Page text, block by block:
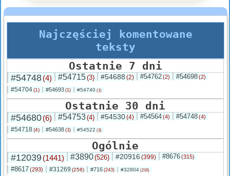
Najczęściej komentowane
teksty
Ostatnie 7 dni
#54748(4) #54715(3) #54688 (2) #54762(2) #54698(2)
#54704(1) #54693 (1) #54740 (1)
Ostatnie 30 dni
#54680(6) #54753(4) #54530(4) #54564(4) #54748(4)
#54718 (4) #54638 (3) #54522 (3)
Ogólnie
#12039(1441) #3890(526) #20916 (399) #8676(315)
#8617(293) #31269 (258) #716 (243) #32804 (216)